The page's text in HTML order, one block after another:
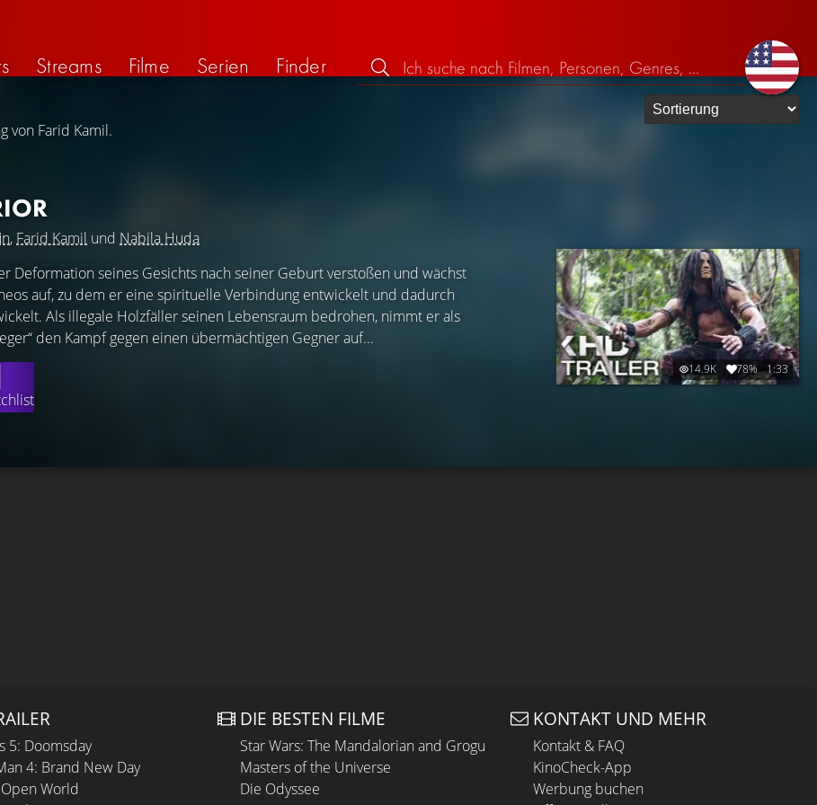
Streams Filme Serien
Finder
von Farid Kamil.
, Farid Kamil und Nabila Huda
Deformation seines Gesichts nach seiner Geburt verstoßen und wächst
auf, zu dem er eine spirituelle Verbindung entwickelt und dadurch
Als illegale Holzfäller seinen Lebensraum bedrohen, nimmt er als
den Kampf gegen einen übermächtigen Gegner auf...
14.9K 78% 1:33
5: Doomsday
4: Brand New Day
World
DIE BESTEN FILME
Star Wars: The Mandalorian and Grogu
Masters of the Universe
Die Odyssee
KONTAKT UND MEHR
Kontakt & FAQ
KinoCheck-App
Werbung buchen